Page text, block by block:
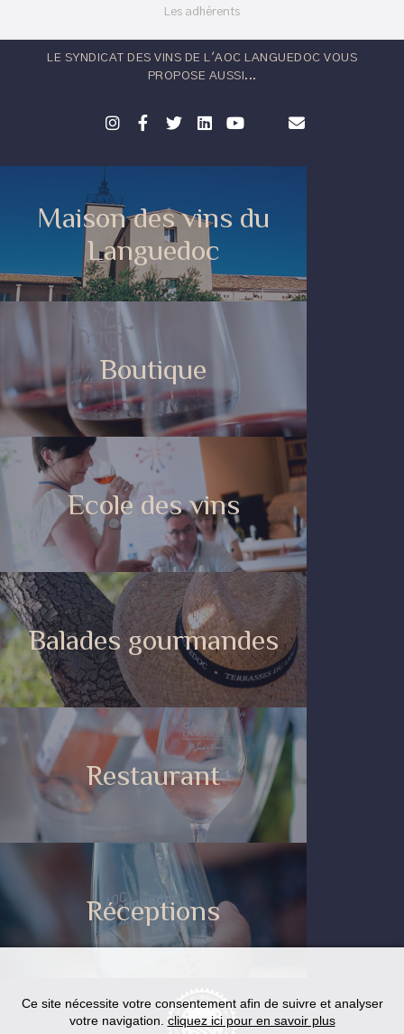
Les adhérents
LE SYNDICAT DES VINS DE L'AOC LANGUEDOC VOUS
PROPOSE AUSSI...
Maison des vins du
Languedoc
Boutique
Ecole des vins
Balades gourmandes
Restaurant
Réceptions
Ce site nécessite votre consentement afin de suivre et analyser
votre navigation. cliquez ici pour en savoir plus